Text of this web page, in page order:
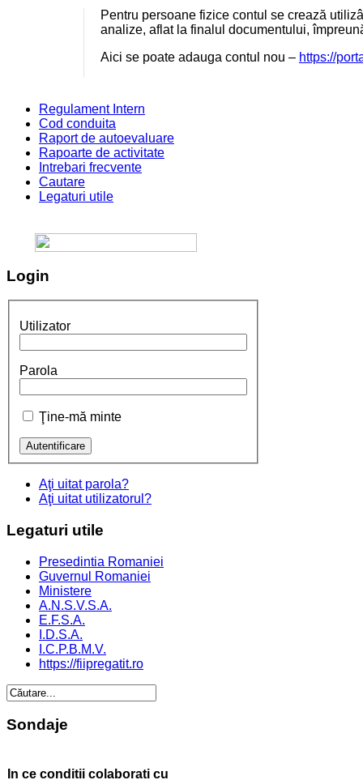
Pentru persoane fizice contul se crează
analize, aflat la finalul documentului,
Aici se poate adauga contul nou – https://
Regulament Intern
Cod conduita
Raport de autoevaluare
Rapoarte de activitate
Intrebari frecvente
Cautare
Legaturi utile
Login
Utilizator
Parola
Ţine-mă minte
Aţi uitat parola?
Aţi uitat utilizatorul?
Legaturi utile
Presedintia Romaniei
Guvernul Romaniei
Ministere
A.N.S.V.S.A.
E.F.S.A.
I.D.S.A.
I.C.P.B.M.V.
https://fiipregatit.ro
Sondaje
In ce conditii colaborati cu